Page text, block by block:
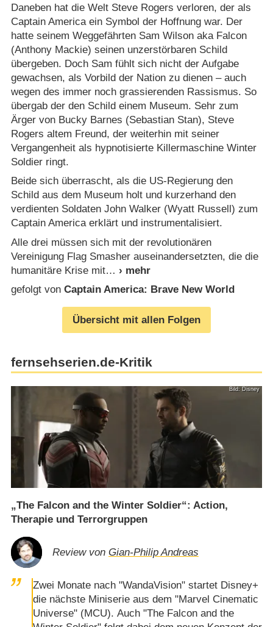
Daneben hat die Welt Steve Rogers verloren, der als
Captain America ein Symbol der Hoffnung war. Der
hatte seinem Weggefährten Sam Wilson aka Falcon
(Anthony Mackie) seinen unzerstörbaren Schild
übergeben. Doch Sam fühlt sich nicht der Aufgabe
gewachsen, als Vorbild der Nation zu dienen – auch
wegen des immer noch grassierenden Rassismus. So
übergab der den Schild einem Museum. Sehr zum
Ärger von Bucky Barnes (Sebastian Stan), Steve
Rogers altem Freund, der weiterhin mit seiner
Vergangenheit als hypnotisierte Killermaschine Winter
Soldier ringt.
Beide sich überrascht, als die US-Regierung den
Schild aus dem Museum holt und kurzerhand den
verdienten Soldaten John Walker (Wyatt Russell) zum
Captain America erklärt und instrumentalisiert.
Alle drei müssen sich mit der revolutionären
Vereinigung Flag Smasher auseinandersetzten, die die
humanitäre Krise mit
gefolgt von Captain America: Brave New World
Übersicht mit allen Folgen
fernsehserien.de-Kritik
Bild: Disney
„The Falcon and the Winter Soldier“: Action,
Therapie und Terrorgruppen
Review von Gian-Philip Andreas
Zwei Monate nach "WandaVision" startet Disney+
die nächste Miniserie aus dem "Marvel Cinematic
Universe" (MCU). Auch "The Falcon and the